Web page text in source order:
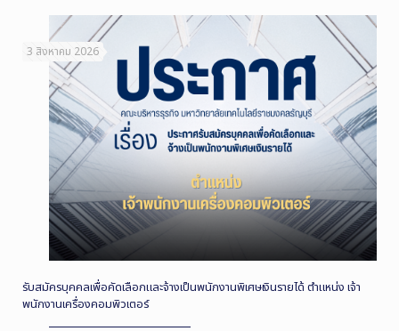
3 สิงหาคม 2026
รับสมัครบุคคลเพื่อคัดเลือกและจ้างเป็นพนักงานพิเศษเงินรายได้ ตำแหน่ง เจ้า
พนักงานเครื่องคอมพิวเตอร์